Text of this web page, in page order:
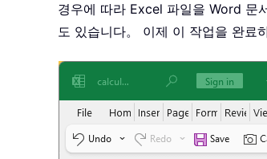
경우에 따라 Excel 파일을 Word 문
도 있습니다。 이제 이 작업을 완료